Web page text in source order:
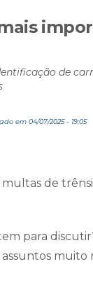
de
em 04/07/2025 - 19:05
multas de
para
muito